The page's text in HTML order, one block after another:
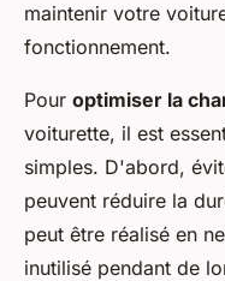
maintenir votre
fonctionnement.
Pour optimiser la
voiturette, il est
simples. D'abord,
peuvent réduire la
peut être réalisé en
inutilisé pendant de